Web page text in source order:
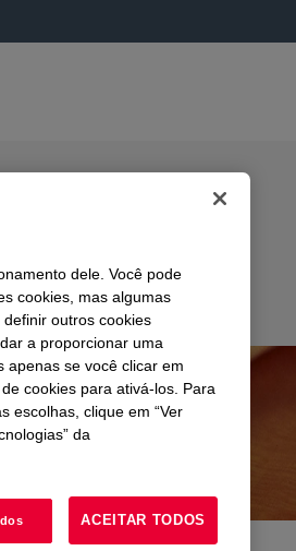
COMPRA
dele. Você pode
cookies, mas algumas
outros cookies
a proporcionar uma
apenas se você clicar em
cookies para ativá-los. Para
escolhas, clique em “Ver
da
ACEITAR TODOS